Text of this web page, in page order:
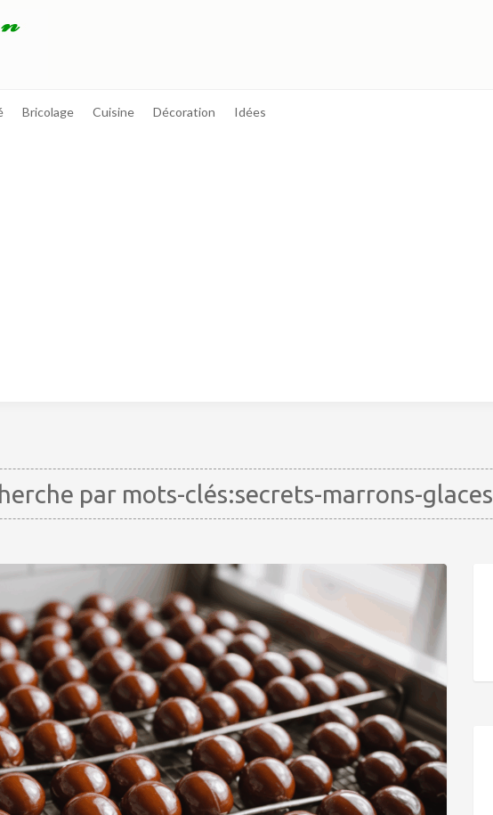
Bricolage Cuisine Décoration Idées
par mots-clés:secrets-marrons-glaces